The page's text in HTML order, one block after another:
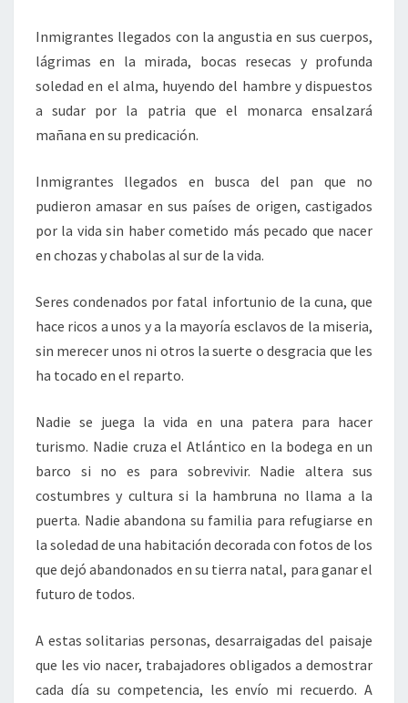
Inmigrantes llegados con la angustia en sus cuerpos,
lágrimas en la mirada, bocas resecas y profunda
soledad en el alma, huyendo del hambre y dispuestos
a sudar por la patria que el monarca ensalzará
mañana en su predicación.
Inmigrantes llegados en busca del pan que no
pudieron amasar en sus países de origen, castigados
por la vida sin haber cometido más pecado que nacer
en chozas y chabolas al sur de la vida.
Seres condenados por fatal infortunio de la cuna, que
hace ricos a unos y a la mayoría esclavos de la miseria,
sin merecer unos ni otros la suerte o desgracia que les
ha tocado en el reparto.
Nadie se juega la vida en una patera para hacer
turismo. Nadie cruza el Atlántico en la bodega en un
barco si no es para sobrevivir. Nadie altera sus
costumbres y cultura si la hambruna no llama a la
puerta. Nadie abandona su familia para refugiarse en
la soledad de una habitación decorada con fotos de los
que dejó abandonados en su tierra natal, para ganar el
futuro de todos.
A estas solitarias personas, desarraigadas del paisaje
que les vio nacer, trabajadores obligados a demostrar
cada día su competencia, les envío mi recuerdo. A